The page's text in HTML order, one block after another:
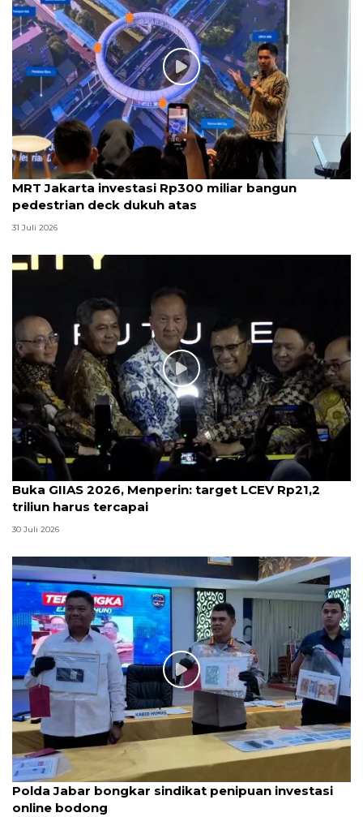
MRT Jakarta investasi Rp300 miliar bangun
pedestrian deck dukuh atas
31 Juli 2026
Buka GIIAS 2026, Menperin: target LCEV Rp21,2
triliun harus tercapai
30 Juli 2026
Polda Jabar bongkar sindikat penipuan investasi
online bodong